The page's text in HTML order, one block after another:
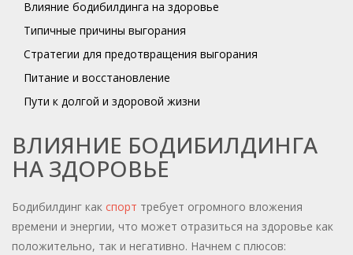
Влияние бодибилдинга на здоровье
Типичные причины выгорания
Стратегии для предотвращения выгорания
Питание и восстановление
Пути к долгой и здоровой жизни
ВЛИЯНИЕ БОДИБИЛДИНГА
НА ЗДОРОВЬЕ
Бодибилдинг как спорт требует огромного вложения
времени и энергии, что может отразиться на здоровье как
положительно, так и негативно. Начнем с плюсов: